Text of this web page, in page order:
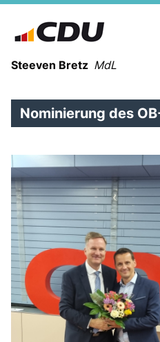
Steeven Bretz MdL
MEIN
MEIN
Kleine
Nominierung des